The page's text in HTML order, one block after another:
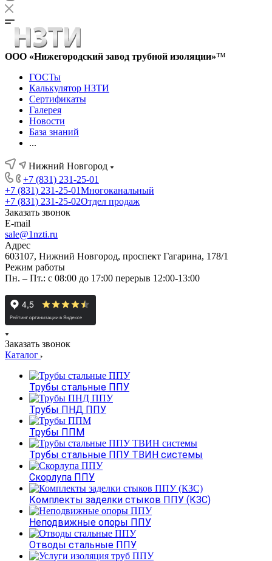
ООО «Нижегородский завод трубной изоляции»™
ГОСТы
Калькулятор НЗТИ
Сертификаты
Галерея
Новости
База знаний
...
Нижний Новгород
+7 (831) 231-25-01
+7 (831) 231-25-01Многоканальный
+7 (831) 231-25-02Отдел продаж
Заказать звонок
E-mail
sale@1nzti.ru
Адрес
603107, Нижний Новгород, проспект Гагарина, 178/1
Режим работы
Пн. – Пт.: с 08:00 до 17:00 перерыв 12:00-13:00
Заказать звонок
Каталог
Трубы стальные ППУ
Трубы ПНД ППУ
Трубы ППМ
Трубы стальные ППУ ТВИН системы
Скорлупа ППУ
Комплекты заделки стыков ППУ (КЗС)
Неподвижные опоры ППУ
Отводы стальные ППУ